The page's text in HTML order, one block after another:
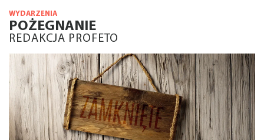
WYDARZENIA
POŻEGNANIE
REDAKCJA PROFETO